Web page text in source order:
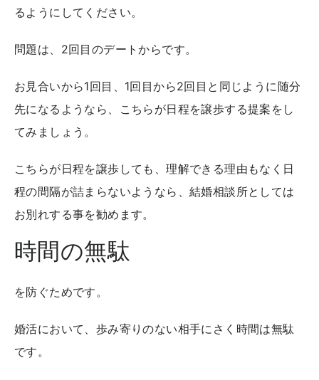
るようにしてください。
問題は、2回目のデートからです。
お見合いから1回目、1回目から2回目と同じように随分
先になるようなら、こちらが日程を譲歩する提案をし
てみましょう。
こちらが日程を譲歩しても、理解できる理由もなく日
程の間隔が詰まらないようなら、結婚相談所としては
お別れする事を勧めます。
時間の無駄
を防ぐためです。
婚活において、歩み寄りのない相手にさく時間は無駄
です。